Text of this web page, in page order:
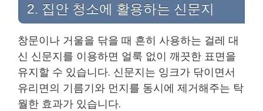
2. 집안 청소에 활용하는 신문지
창문이나 거울을 닦을 때 흔히 사용하는 걸레 대
신 신문지를 이용하면 얼룩 없이 깨끗한 표면을
유지할 수 있습니다. 신문지는 잉크가 닦이면서
유리면의 기름기와 먼지를 동시에 제거해주는 탁
월한 효과가 있습니다.